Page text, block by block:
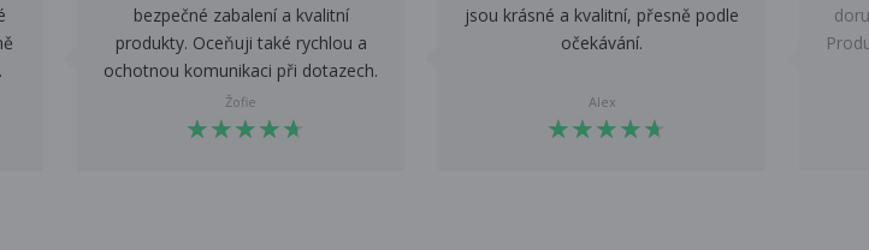
bezpečné zabalení a kvalitní
produkty. Oceňuji také rychlou a
ochotnou komunikaci při dotazech.
Žofie
★★★★★
★★★★★
jsou krásné a kvalitní, přesně podle
očekávání.
Alex
★★★★★
★★★★★